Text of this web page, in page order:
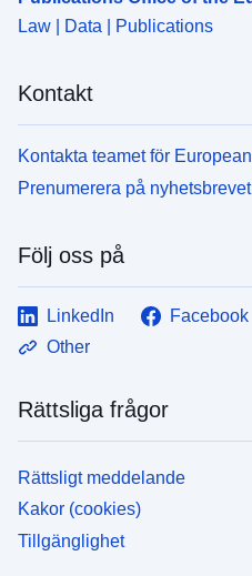
Law | Data | Publications
Kontakt
Kontakta teamet för
Prenumerera på nyhetsbrevet
Följ oss på
LinkedIn Facebook
Other
Rättsliga frågor
Rättsligt meddelande
Kakor (cookies)
Tillgänglighet